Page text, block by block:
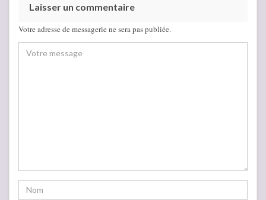
Laisser un commentaire
Votre adresse de messagerie ne sera pas publiée.